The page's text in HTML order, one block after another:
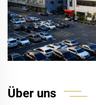
Über uns